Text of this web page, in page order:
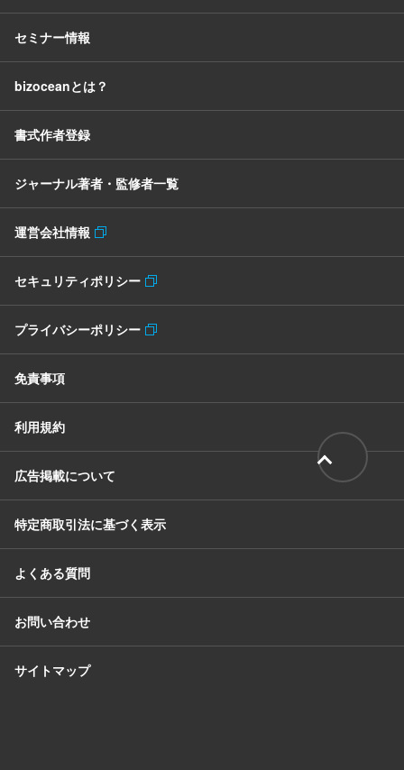
セミナー情報
bizoceanとは？
書式作者登録
ジャーナル著者・監修者一覧
運営会社情報
セキュリティポリシー
プライバシーポリシー
免責事項
利用規約
広告掲載について
特定商取引法に基づく表示
よくある質問
お問い合わせ
サイトマップ